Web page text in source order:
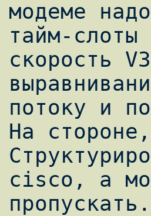
модеме
тайм-
скорость
потоку и
Hа
cisco, а
пропускать.